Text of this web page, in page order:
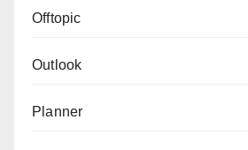
Offtopic
Outlook
Planner